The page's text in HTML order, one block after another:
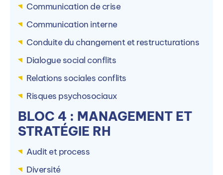
Communication de crise
Communication interne
Conduite du changement et restructurations
Dialogue social conflits
Relations sociales conflits
Risques psychosociaux
BLOC 4 : MANAGEMENT ET
STRATÉGIE RH
Audit et process
Diversité
PIGIER Amiens (80)
Voir le campus